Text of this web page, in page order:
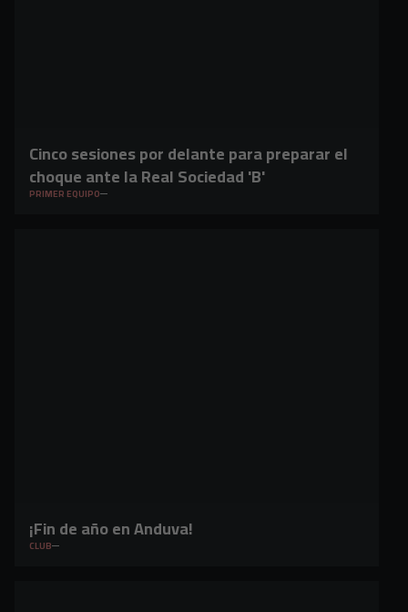
Cinco sesiones por delante para preparar el
choque ante la Real Sociedad 'B'
PRIMER EQUIPO
¡Fin de año en Anduva!
CLUB